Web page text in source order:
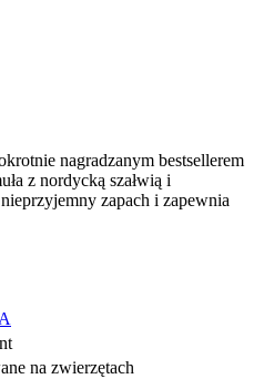
nagradzanym bestsellerem
z nordycką szałwią i
zapach i zapewnia
na zwierzętach